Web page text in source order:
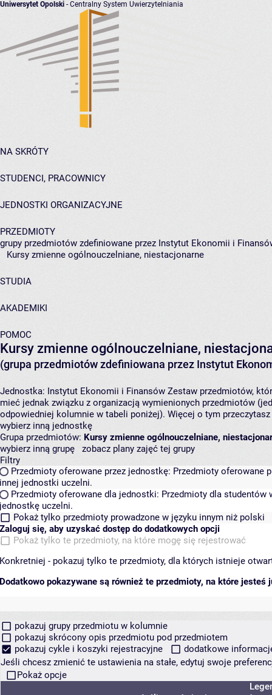
Uniwersytet Opolski - Centralny System Uwierzytelniania
NA SKRÓTY
STUDENCI, PRACOWNICY
JEDNOSTKI ORGANIZACYJNE
PRZEDMIOTY
grupy przedmiotów zdefiniowane przez Instytut Ekonomii i
Kursy zmienne ogólnouczelniane, niestacjonarne
STUDIA
AKADEMIKI
POMOC
Kursy zmienne ogólnouczelniane,
(grupa przedmiotów zdefiniowana przez Instytut
Jednostka: Instytut Ekonomii i Finansów Zestaw przedmiotów,
mieć jednak związku z organizacją wymienionych przedmiotów
odpowiedniej kolumnie w tabeli poniżej). Więcej o tym
wybierz inną jednostkę
Grupa przedmiotów: Kursy zmienne ogólnouczelniane,
wybierz inną grupę
zobacz plany zajęć tej grupy
Filtry
Przedmioty oferowane przez jednostkę: Przedmioty oferowane
innej jednostki uczelni.
Przedmioty oferowane dla jednostki: Przedmioty dla studentów
jednostkę uczelni.
Pokaż tylko przedmioty prowadzone w języku innym niż polski
Zaloguj się, aby uzyskać dostęp do dodatkowych opcji
Pokaż tylko te przedmioty, na które mogę się rejestrować
Konkretniej - pokazuj tylko te przedmioty, dla których istnieje
Dodatkowo pokazywane są również te przedmioty, na które jesteś
pokazuj grupy przedmiotu w kolumnie
pokazuj skrócony opis przedmiotu pod przedmiotem
pokazuj cykle i koszyki rejestracyjne
dodatkowe
Jeśli chcesz zmienić te ustawienia na stałe, edytuj swoje
Pokaż opcje